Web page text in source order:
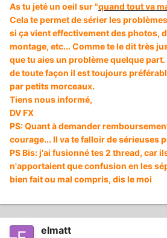
As tu jeté un oeil sur "quand tout va
Cela te permet de sérier les
si ça vient effectivement des photos,
montage, etc... Comme te le dit très
que tu aies un problème quelque
de toute façon il est toujours
par petits morceaux.
Tiens nous informé,
DV FX
PS: Quant à demander
courage... Il va te falloir de sérieuses
PS Bis: j'ai fusionné tes 2 thread, car
n'apportaient que confusion en les
bien fait ou mal compris, dis le moi
elmatt